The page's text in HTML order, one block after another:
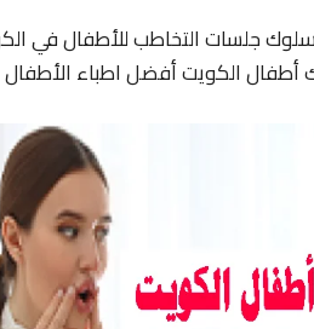
جلسات التخاطب للأطفال في
الكويت أفضل اطباء